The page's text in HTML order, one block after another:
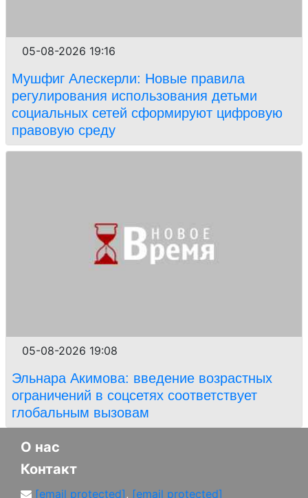
05-08-2026 19:16
Мушфиг Алескерли: Новые правила
регулирования использования детьми
социальных сетей сформируют цифровую
правовую среду
05-08-2026 19:08
Эльнара Акимова: введение возрастных
ограничений в соцсетях соответствует
глобальным вызовам
О нас
Контакт
[email protected], [email protected]